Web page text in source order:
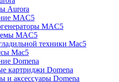
Aurora
MAC5
MAC5
MAC5
техники Mac5
Mac5
Domena
картриджи Domena
и аксессуары Domena